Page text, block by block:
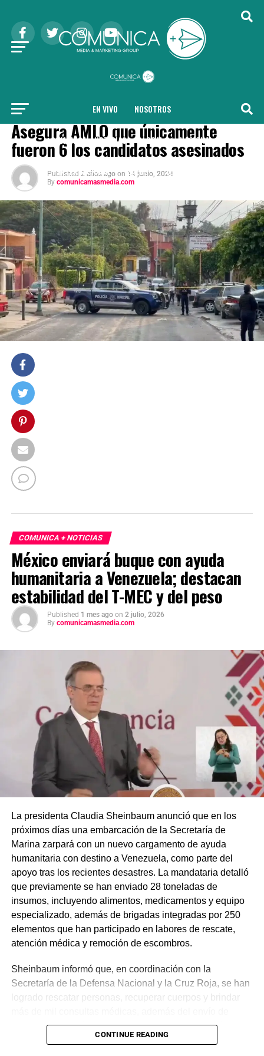
EN VIVO NOSOTROS
COMUNICA + NOTICIAS LOCAL NACIONAL
INTERNACIONAL SALUD TENDENCIAS
COMUNICA + NOTICIAS
Asegura AMLO que únicamente
fueron 6 los candidatos asesinados
Published 2 años ago on 14 junio, 2024
By comunicamasmedia.com
COMUNICA + NOTICIAS
México enviará buque con ayuda
humanitaria a Venezuela; destacan
estabilidad del T-MEC y del peso
Published 1 mes ago on 2 julio, 2026
By comunicamasmedia.com
La presidenta Claudia Sheinbaum anunció que en los
próximos días una embarcación de la Secretaría de
Marina zarpará con un nuevo cargamento de ayuda
humanitaria con destino a Venezuela, como parte del
apoyo tras los recientes desastres. La mandataria detalló
que previamente se han enviado 28 toneladas de
insumos, incluyendo alimentos, medicamentos y equipo
especializado, además de brigadas integradas por 250
elementos que han participado en labores de rescate,
atención médica y remoción de escombros.
Sheinbaum informó que, en coordinación con la
Secretaría de la Defensa Nacional y la Cruz Roja, se han
logrado rescatar personas, recuperar cuerpos y brindar
plantas de energía y materiales de apoyo. Subrayó que
estas acciones responden a solicitudes del gobierno
CONTINUE READING